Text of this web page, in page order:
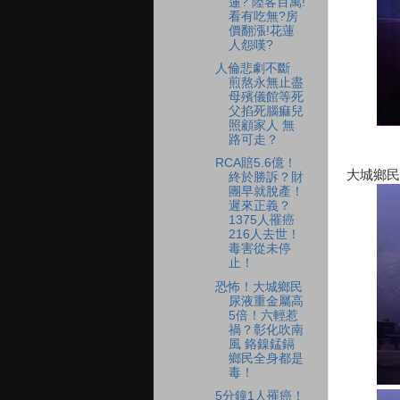
大城鄉
看有吃無?房
價翻漲!花蓮
人怨嘆?
人倫悲劇不斷
煎熬永無止盡
母殯儀館等死
父掐死腦痲兒
照顧家人 無
路可走？
RCA賠5.6億！
終於勝訴？財
團早就脫產！
遲來正義？
1375人罹癌
216人去世！
毒害從未停
止！
恐怖！大城鄉民
尿液重金屬高
5倍！六輕惹
禍？彰化吹南
風 鉻鎳錳鎘
鄉民全身都是
毒！
5分鐘1人罹癌！